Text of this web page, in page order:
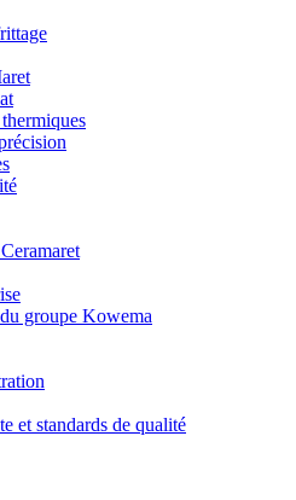
groupe Kowema
et standards de qualité